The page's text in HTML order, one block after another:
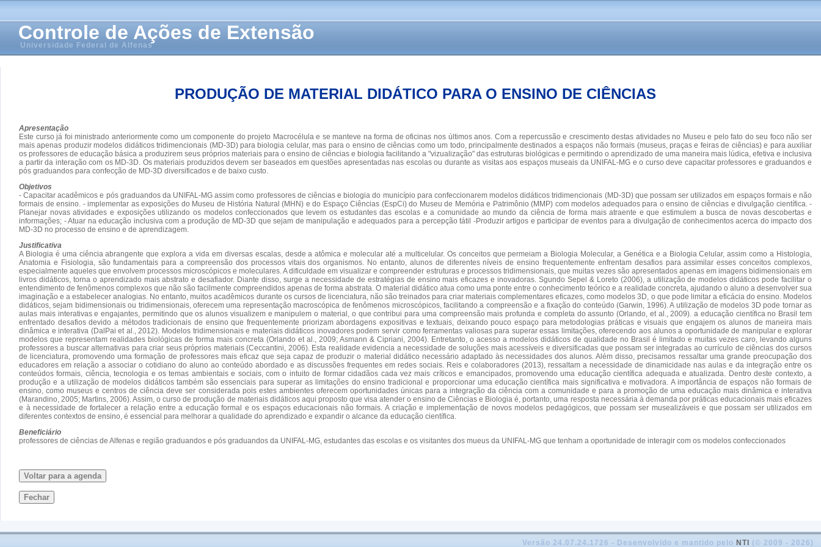
Controle de Ações de Extensão
Universidade Federal de Alfenas
PRODUÇÃO DE MATERIAL DIDÁTICO PARA O ENSINO DE CIÊNCIAS
Apresentação
Este curso já foi ministrado anteriormente como um componente do projeto Macrocélula e se manteve na forma de oficinas nos últimos anos. Com a repercussão e crescimento destas atividades no Museu e pelo fato do seu foco não ser
mais apenas produzir modelos didáticos tridimencionais (MD-3D) para biologia celular, mas para o ensino de ciências como um todo, principalmente destinados a espaços não formais (museus, praças e feiras de ciências) e para auxiliar
os professores de educação básica a produzirem seus próprios materiais para o ensino de ciências e biologia facilitando a "vizualização" das estruturas biológicas e permitindo o aprendizado de uma maneira mais lúdica, efetiva e inclusiva
a partir da interação com os MD-3D. Os materiais produzidos devem ser baseados em questões apresentadas nas escolas ou durante as visitas aos espaços museais da UNIFAL-MG e o curso deve capacitar professores e graduandos e
pós graduandos para confecção de MD-3D diversificados e de baixo custo.
Objetivos
- Capacitar acadêmicos e pós graduandos da UNIFAL-MG assim como professores de ciências e biologia do município para confeccionarem modelos didáticos tridimencionais (MD-3D) que possam ser utilizados em espaços formais e não
formais de ensino. - implementar as exposições do Museu de História Natural (MHN) e do Espaço Ciências (EspCi) do Museu de Memória e Patrimônio (MMP) com modelos adequados para o ensino de ciências e divulgação científica. -
Planejar novas atividades e exposições utilizando os modelos confeccionados que levem os estudantes das escolas e a comunidade ao mundo da ciência de forma mais atraente e que estimulem a busca de novas descobertas e
informações; - Atuar na educação inclusiva com a produção de MD-3D que sejam de manipulação e adequados para a percepção tátil -Produzir artigos e participar de eventos para a divulgação de conhecimentos acerca do impacto dos
MD-3D no processo de ensino e de aprendizagem.
Justificativa
A Biologia é uma ciência abrangente que explora a vida em diversas escalas, desde a atômica e molecular até a multicelular. Os conceitos que permeiam a Biologia Molecular, a Genética e a Biologia Celular, assim como a Histologia,
Anatomia e Fisiologia, são fundamentais para a compreensão dos processos vitais dos organismos. No entanto, alunos de diferentes níveis de ensino frequentemente enfrentam desafios para assimilar esses conceitos complexos,
especialmente aqueles que envolvem processos microscópicos e moleculares. A dificuldade em visualizar e compreender estruturas e processos tridimensionais, que muitas vezes são apresentados apenas em imagens bidimensionais em
livros didáticos, torna o aprendizado mais abstrato e desafiador. Diante disso, surge a necessidade de estratégias de ensino mais eficazes e inovadoras. Sgundo Sepel & Loreto (2006), a utilização de modelos didáticos pode facilitar o
entendimento de fenômenos complexos que não são facilmente compreendidos apenas de forma abstrata. O material didático atua como uma ponte entre o conhecimento teórico e a realidade concreta, ajudando o aluno a desenvolver sua
imaginação e a estabelecer analogias. No entanto, muitos acadêmicos durante os cursos de licenciatura, não são treinados para criar materiais complementares eficazes, como modelos 3D, o que pode limitar a eficácia do ensino. Modelos
didáticos, sejam bidimensionais ou tridimensionais, oferecem uma representação macroscópica de fenômenos microscópicos, facilitando a compreensão e a fixação do conteúdo (Garwin, 1996). A utilização de modelos 3D pode tornar as
aulas mais interativas e engajantes, permitindo que os alunos visualizem e manipulem o material, o que contribui para uma compreensão mais profunda e completa do assunto (Orlando, et al., 2009). a educação científica no Brasil tem
enfrentado desafios devido a métodos tradicionais de ensino que frequentemente priorizam abordagens expositivas e textuais, deixando pouco espaço para metodologias práticas e visuais que engajem os alunos de maneira mais
dinâmica e interativa (DalPai et al., 2012). Modelos tridimensionais e materiais didáticos inovadores podem servir como ferramentas valiosas para superar essas limitações, oferecendo aos alunos a oportunidade de manipular e explorar
modelos que representam realidades biológicas de forma mais concreta (Orlando et al., 2009; Asmann & Cipriani, 2004). Entretanto, o acesso a modelos didáticos de qualidade no Brasil é limitado e muitas vezes caro, levando alguns
professores a buscar alternativas para criar seus próprios materiais (Ceccantini, 2006). Esta realidade evidencia a necessidade de soluções mais acessíveis e diversificadas que possam ser integradas ao currículo de ciências dos cursos
de licenciatura, promovendo uma formação de professores mais eficaz que seja capaz de produzir o material didático necessário adaptado às necessidades dos alunos. Além disso, precisamos ressaltar uma grande preocupação dos
educadores em relação a associar o cotidiano do aluno ao conteúdo abordado e as discussões frequentes em redes sociais. Reis e colaboradores (2013), ressaltam a necessidade de dinamicidade nas aulas e da integração entre os
conteúdos formais, ciência, tecnologia e os temas ambientais e sociais, com o intuito de formar cidadãos cada vez mais críticos e emancipados, promovendo uma educação científica adequada e atualizada. Dentro deste contexto, a
produção e a utilização de modelos didáticos também são essenciais para superar as limitações do ensino tradicional e proporcionar uma educação científica mais significativa e motivadora. A importância de espaços não formais de
ensino, como museus e centros de ciência deve ser considerada pois estes ambientes oferecem oportunidades únicas para a integração da ciência com a comunidade e para a promoção de uma educação mais dinâmica e interativa
(Marandino, 2005; Martins, 2006). Assim, o curso de produção de materiais didáticos aqui proposto que visa atender o ensino de Ciências e Biologia é, portanto, uma resposta necessária à demanda por práticas educacionais mais eficazes
e à necessidade de fortalecer a relação entre a educação formal e os espaços educacionais não formais. A criação e implementação de novos modelos pedagógicos, que possam ser musealizáveis e que possam ser utilizados em
diferentes contextos de ensino, é essencial para melhorar a qualidade do aprendizado e expandir o alcance da educação científica.
Beneficiário
professores de ciências de Alfenas e região graduandos e pós graduandos da UNIFAL-MG, estudantes das escolas e os visitantes dos mueus da UNIFAL-MG que tenham a oportunidade de interagir com os modelos confeccionados
Voltar para a agenda
Fechar
Versão 24.07.24.1726 - Desenvolvido e mantido pelo NTI (© 2009 - 2026)